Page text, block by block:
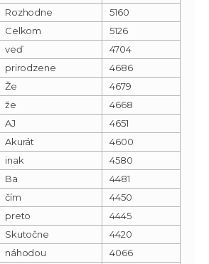
Rozhodne
5160
Celkom
5126
veď
4704
prirodzene
4686
Že
4679
že
4668
AJ
4651
Akurát
4600
inak
4580
Ba
4481
čím
4450
preto
4445
Skutočne
4420
náhodou
4066